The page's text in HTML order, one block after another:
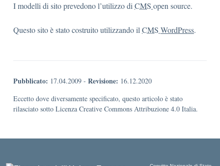
I modelli di sito prevedono l’utilizzo di CMS open source.
Questo sito è stato costruito utilizzando il CMS WordPress.
Pubblicato: 17.04.2009 - Revisione: 16.12.2020
Eccetto dove diversamente specificato, questo articolo è stato
rilasciato sotto Licenza Creative Commons Attribuzione 4.0 Italia.